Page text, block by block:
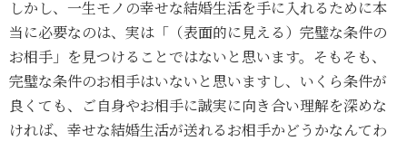
しかし、一生モノの幸せな結婚生活を手に入れるために本
当に必要なのは、実は「（表面的に見える）完璧な条件の
お相手」を見つけることではないと思います。そもそも、
完璧な条件のお相手はいないと思いますし、いくら条件が
良くても、ご自身やお相手に誠実に向き合い理解を深めな
ければ、幸せな結婚生活が送れるお相手かどうかなんてわ